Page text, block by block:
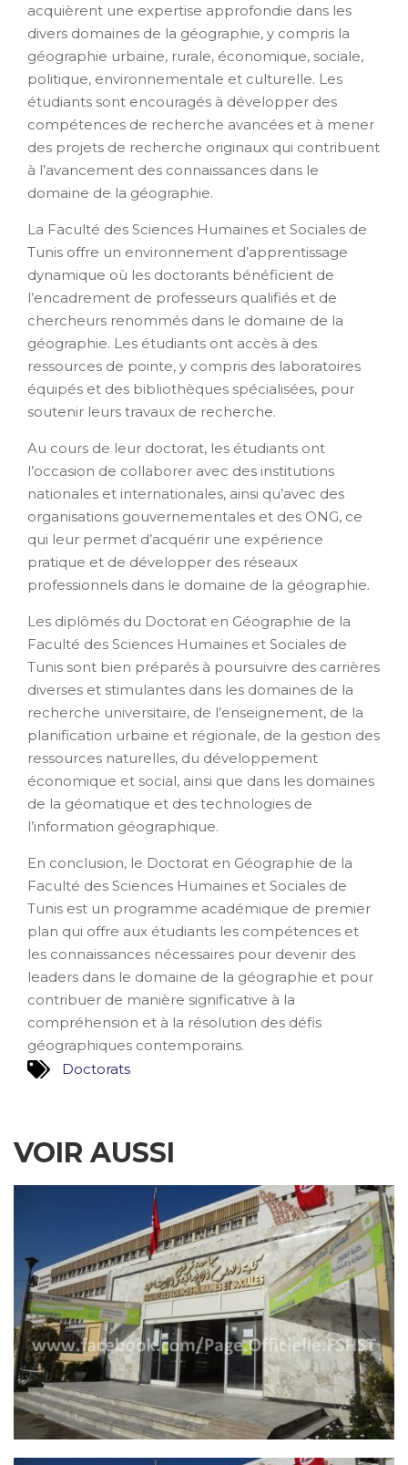
acquièrent une expertise approfondie dans les
divers domaines de la géographie, y compris la
géographie urbaine, rurale, économique, sociale,
politique, environnementale et culturelle. Les
étudiants sont encouragés à développer des
compétences de recherche avancées et à mener
des projets de recherche originaux qui contribuent
à l’avancement des connaissances dans le
domaine de la géographie.
La Faculté des Sciences Humaines et Sociales de
Tunis offre un environnement d’apprentissage
dynamique où les doctorants bénéficient de
l’encadrement de professeurs qualifiés et de
chercheurs renommés dans le domaine de la
géographie. Les étudiants ont accès à des
ressources de pointe, y compris des laboratoires
équipés et des bibliothèques spécialisées, pour
soutenir leurs travaux de recherche.
Au cours de leur doctorat, les étudiants ont
l’occasion de collaborer avec des institutions
nationales et internationales, ainsi qu’avec des
organisations gouvernementales et des ONG, ce
qui leur permet d’acquérir une expérience
pratique et de développer des réseaux
professionnels dans le domaine de la géographie.
Les diplômés du Doctorat en Géographie de la
Faculté des Sciences Humaines et Sociales de
Tunis sont bien préparés à poursuivre des carrières
diverses et stimulantes dans les domaines de la
recherche universitaire, de l’enseignement, de la
planification urbaine et régionale, de la gestion des
ressources naturelles, du développement
économique et social, ainsi que dans les domaines
de la géomatique et des technologies de
l’information géographique.
En conclusion, le Doctorat en Géographie de la
Faculté des Sciences Humaines et Sociales de
Tunis est un programme académique de premier
plan qui offre aux étudiants les compétences et
les connaissances nécessaires pour devenir des
leaders dans le domaine de la géographie et pour
contribuer de manière significative à la
compréhension et à la résolution des défis
géographiques contemporains.
Doctorats
VOIR AUSSI